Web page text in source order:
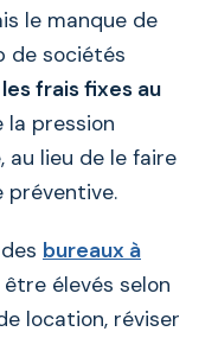
le manque de
de sociétés
frais fixes au
la pression
au lieu de le faire
préventive.
bureaux à
élevés selon
location, réviser